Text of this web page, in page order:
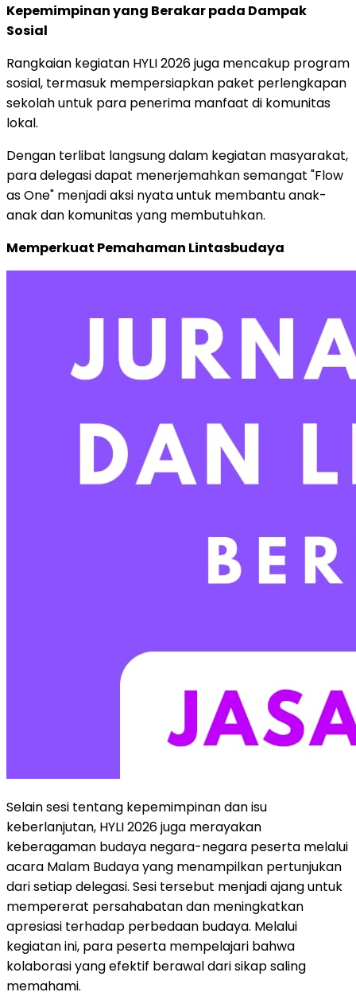
Kepemimpinan yang Berakar pada Dampak
Sosial
Rangkaian kegiatan HYLI 2026 juga mencakup program
sosial, termasuk mempersiapkan paket perlengkapan
sekolah untuk para penerima manfaat di komunitas
lokal.
Dengan terlibat langsung dalam kegiatan masyarakat,
para delegasi dapat menerjemahkan semangat "Flow
as One" menjadi aksi nyata untuk membantu anak-
anak dan komunitas yang membutuhkan.
Memperkuat Pemahaman Lintasbudaya
Selain sesi tentang kepemimpinan dan isu
keberlanjutan, HYLI 2026 juga merayakan
keberagaman budaya negara-negara peserta melalui
acara Malam Budaya yang menampilkan pertunjukan
dari setiap delegasi. Sesi tersebut menjadi ajang untuk
mempererat persahabatan dan meningkatkan
apresiasi terhadap perbedaan budaya. Melalui
kegiatan ini, para peserta mempelajari bahwa
kolaborasi yang efektif berawal dari sikap saling
memahami.